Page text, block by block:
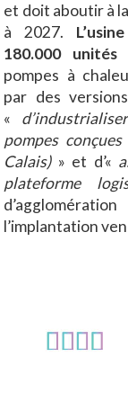
et doit aboutir à
à 2027.
180.000 unités
pompes à
par des
«
pompes
Calais)» et d’«
plateforme
l’implantation